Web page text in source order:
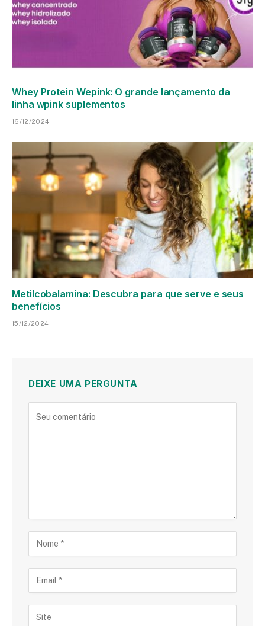
Whey Protein Wepink: O grande lançamento da
linha wpink suplementos
16/12/2024
Metilcobalamina: Descubra para que serve e seus
benefícios
15/12/2024
DEIXE UMA PERGUNTA